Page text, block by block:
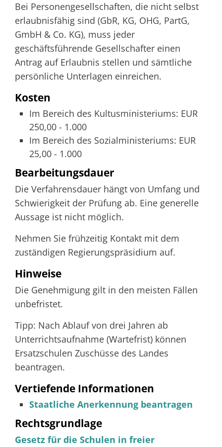
Bei Personengesellschaften, die nicht selbst
erlaubnisfähig sind (GbR, KG, OHG, PartG,
GmbH & Co. KG), muss jeder
geschäftsführende Gesellschafter einen
Antrag auf Erlaubnis stellen und sämtliche
persönliche Unterlagen einreichen.
Kosten
Im Bereich des Kultusministeriums: EUR
250,00 - 1.000
Im Bereich des Sozialministeriums: EUR
25,00 - 1.000
Bearbeitungsdauer
Die Verfahrensdauer hängt von Umfang und
Schwierigkeit der Prüfung ab. Eine generelle
Aussage ist nicht möglich.
Nehmen Sie frühzeitig Kontakt mit dem
zuständigen Regierungspräsidium auf.
Hinweise
Die Genehmigung gilt in den meisten Fällen
unbefristet.
Tipp: Nach Ablauf von drei Jahren ab
Unterrichtsaufnahme (Wartefrist) können
Ersatzschulen Zuschüsse des Landes
beantragen.
Vertiefende Informationen
Staatliche Anerkennung beantragen
Rechtsgrundlage
Gesetz für die Schulen in freier